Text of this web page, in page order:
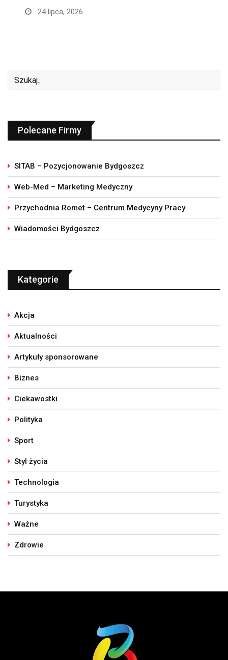
24 lipca, 2026
Polecane Firmy
SITAB – Pozycjonowanie Bydgoszcz
Web-Med – Marketing Medyczny
Przychodnia Romet – Centrum Medycyny Pracy
Wiadomości Bydgoszcz
Kategorie
Akcja
Aktualności
Artykuły sponsorowane
Biznes
Ciekawostki
Polityka
Sport
Styl życia
Technologia
Turystyka
Ważne
Zdrowie